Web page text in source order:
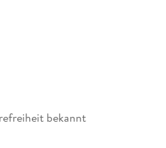
bekannt